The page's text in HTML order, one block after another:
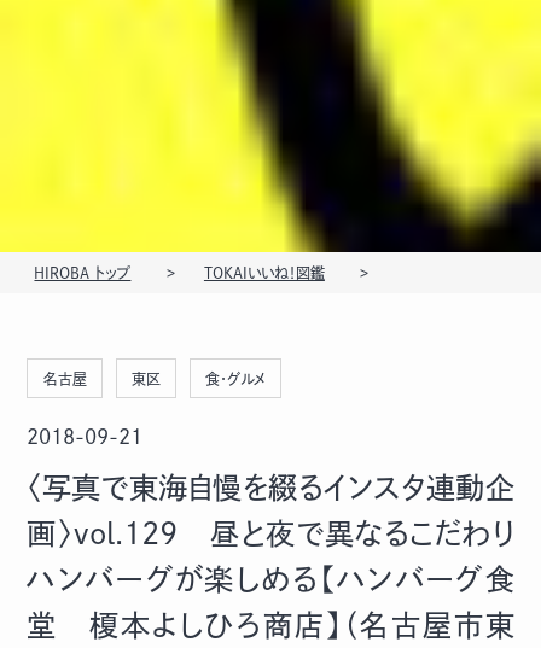
HIROBA トップ TOKAIいいね！図鑑
名古屋 東区 食・グルメ
2018-09-21
〈写真で東海自慢を綴るインスタ連動企
画〉vol.129 昼と夜で異なるこだわり
ハンバーグが楽しめる【ハンバーグ食
堂 榎本よしひろ商店】（名古屋市東